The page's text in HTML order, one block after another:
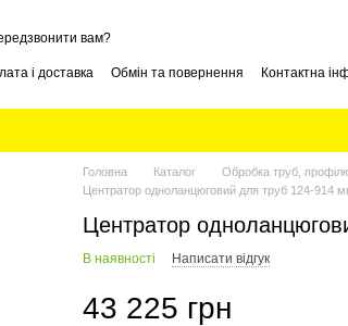
вам?
і доставка Обмін та повернення Контактна
Головна Каталог Обробка труб,
Центратор одноланцюговий для труб 124-914
Центратор
В наявності Написати відгук
43 225 грн